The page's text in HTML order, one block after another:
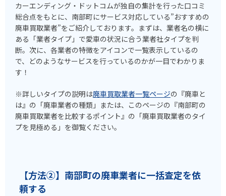
カーエンディング・ドットコムが独自の集計を行った口コミ
総合点をもとに、南部町にサービス対応している”おすすめの
廃車買取業者”をご紹介しております。まずは、業者名の横に
ある「業者タイプ」で愛車の状況に合う業者社タイプを判
断。次に、各業者の特徴をアイコンで一覧表示しているの
で、どのようなサービスを行っているのかが一目でわかりま
す！
※詳しいタイプの説明は廃車買取業者一覧ページの『廃車と
は』の「廃車業者の種類」または、このページの『南部町の
廃車買取業者を比較するポイント』の「廃車買取業者のタイ
プを見極める」を御覧ください。
【方法②】南部町の廃車業者に一括査定を依
頼する